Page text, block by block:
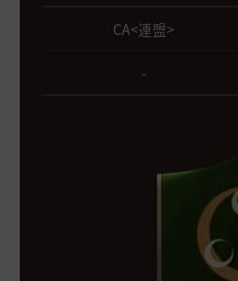
CA<連盟>
-